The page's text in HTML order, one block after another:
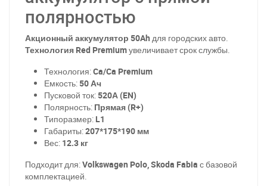
полярностью
Акционный аккумулятор 50Ah для городских авто.
Технология Red Premiumувеличивает срок службы.
Технология:Ca/Ca Premium
Емкость:50 Ач
Пусковой ток:520А (EN)
Полярность: Прямая (R+)
Типоразмер: L1
Габариты:207*175*190 мм
Вес: 12.3 кг
Подходит для:Volkswagen Polo, Skoda Fabia с базовой
комплектацией.